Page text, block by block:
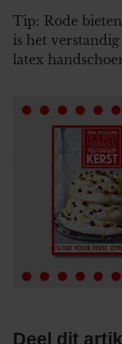
Tip: Rode
is het
latex
Deel dit